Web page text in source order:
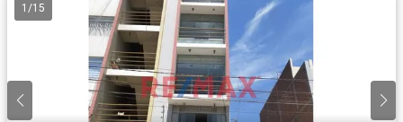
1 /15